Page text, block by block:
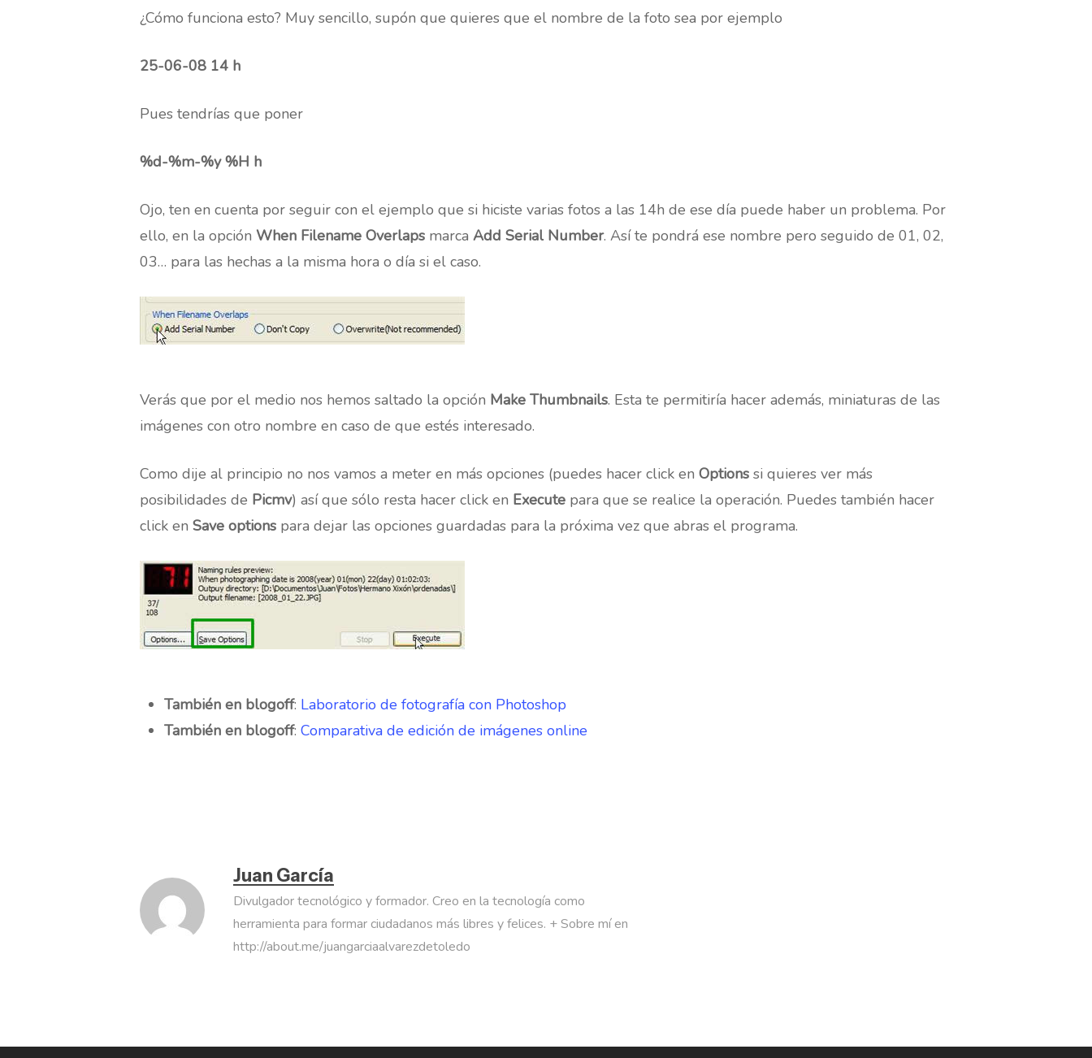
¿Cómo funciona esto? Muy sencillo, supón que quieres que el nombre de la foto sea por ejemplo
25-06-08 14 h
Pues tendrías que poner
%d-%m-%y %H h
Ojo, ten en cuenta por seguir con el ejemplo que si hiciste varias fotos a las 14h de ese día puede haber un problema. Por
ello, en la opción When Filename Overlaps marca Add Serial Number. Así te pondrá ese nombre pero seguido de 01, 02,
03… para las hechas a la misma hora o día si el caso.
Verás que por el medio nos hemos saltado la opción Make Thumbnails. Esta te permitiría hacer además, miniaturas de las
imágenes con otro nombre en caso de que estés interesado.
Como dije al principio no nos vamos a meter en más opciones (puedes hacer click en Options si quieres ver más
posibilidades de Picmv) así que sólo resta hacer click en Execute para que se realice la operación. Puedes también hacer
click en Save options para dejar las opciones guardadas para la próxima vez que abras el programa.
También en blogoff: Laboratorio de fotografía con Photoshop
También en blogoff: Comparativa de edición de imágenes online
Juan García
Divulgador tecnológico y formador. Creo en la tecnología como
herramienta para formar ciudadanos más libres y felices. + Sobre mí en
http://about.me/juangarciaalvarezdetoledo